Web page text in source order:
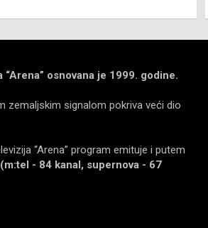
“Arena” osnovana je 1999. godine.
zemaljskim signalom pokriva veći dio
“Arena” program emituje i putem
(m:tel - 84 kanal, supernova - 67